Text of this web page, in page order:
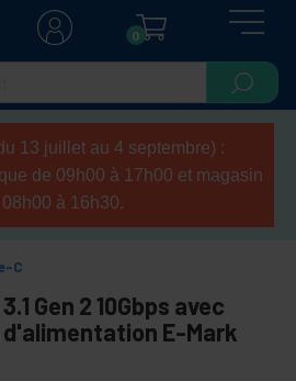
0
13 juillet au 4 septembre) :
de 09h00 à 17h00 et magasin
à 16h30.
C
Gen 2 10Gbps avec
E-Mark